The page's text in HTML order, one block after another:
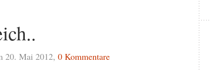
20. Mai 2012, 0 Kommentare